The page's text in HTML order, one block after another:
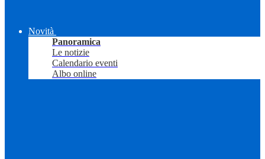
Novità
Panoramica
Le notizie
Calendario eventi
Albo online